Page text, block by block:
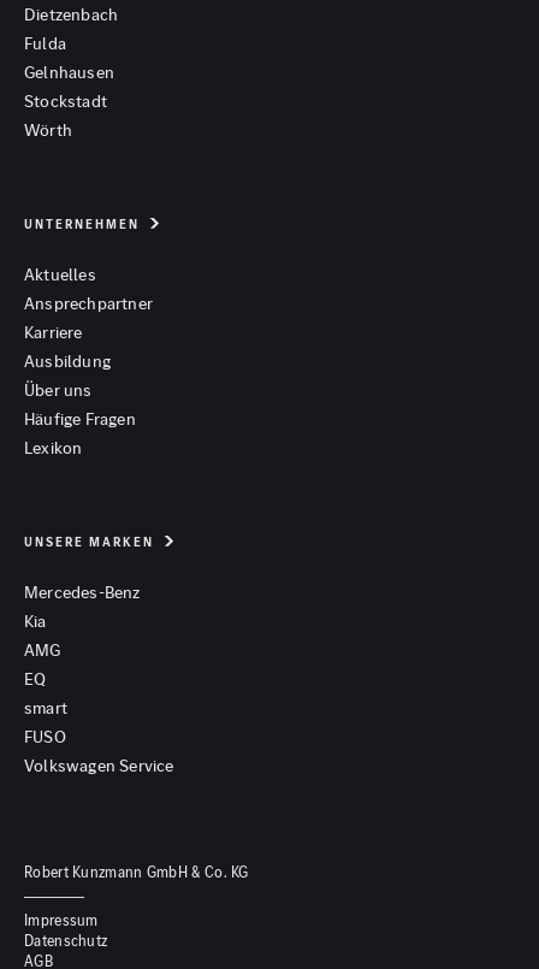
Dietzenbach
Fulda
Gelnhausen
Stockstadt
Wörth
UNTERNEHMEN
Aktuelles
Ansprechpartner
Karriere
Ausbildung
Über uns
Häufige Fragen
Lexikon
UNSERE MARKEN
Mercedes-Benz
Kia
AMG
EQ
smart
FUSO
Volkswagen Service
Robert Kunzmann GmbH & Co. KG
Impressum
Datenschutz
AGB